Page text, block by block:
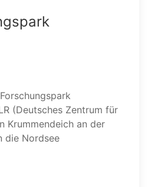
(Deutsches Zentrum für
Krummendeich an der
die Nordsee